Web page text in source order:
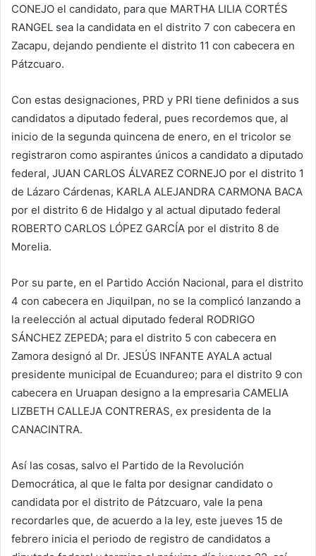
CONEJO el candidato, para que MARTHA LILIA CORTÉS
RANGEL sea la candidata en el distrito 7 con cabecera en
Zacapu, dejando pendiente el distrito 11 con cabecera en
Pátzcuaro.
Con estas designaciones, PRD y PRI tiene definidos a sus
candidatos a diputado federal, pues recordemos que, al
inicio de la segunda quincena de enero, en el tricolor se
registraron como aspirantes únicos a candidato a diputado
federal, JUAN CARLOS ÁLVAREZ CORNEJO por el distrito 1
de Lázaro Cárdenas, KARLA ALEJANDRA CARMONA BACA
por el distrito 6 de Hidalgo y al actual diputado federal
ROBERTO CARLOS LÓPEZ GARCÍA por el distrito 8 de
Morelia.
Por su parte, en el Partido Acción Nacional, para el distrito
4 con cabecera en Jiquilpan, no se la complicó lanzando a
la reelección al actual diputado federal RODRIGO
SÁNCHEZ ZEPEDA; para el distrito 5 con cabecera en
Zamora designó al Dr. JESÚS INFANTE AYALA actual
presidente municipal de Ecuandureo; para el distrito 9 con
cabecera en Uruapan designo a la empresaria CAMELIA
LIZBETH CALLEJA CONTRERAS, ex presidenta de la
CANACINTRA.
Así las cosas, salvo el Partido de la Revolución
Democrática, al que le falta por designar candidato o
candidata por el distrito de Pátzcuaro, vale la pena
recordarles que, de acuerdo a la ley, este jueves 15 de
febrero inicia el periodo de registro de candidatos a